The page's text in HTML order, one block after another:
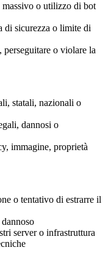
o utilizzo di bot
di sicurezza o limite di
o violare la
statali, nazionali o
dannosi o
immagine, proprietà
o tentativo di estrarre il
server o infrastruttura